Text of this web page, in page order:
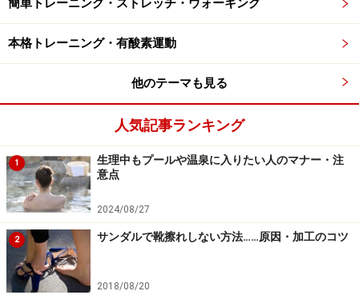
どい場合には腫れや熱感などを伴いますし、ぶつけたり
したことを忘れないでしょう。しかし、家の中や、サン
ダル、つま先が開いている靴を履いたときにごく軽い力
でぶつけただけでも突き指をすることはあります。その
ため、よくよく話を聞いていると、「そういえばぶつけ
たかも……」と、やっと思い出される方もいるくらい、突
き指をしたきっかけ自体を忘れてしまっている場合も少
なくありません。日常生活に影響が出るような強い痛み
ではない場合が多いですが、関節の中がうずくような痛
みが気になる程度にあり、なかなか痛みがなくならない
ので心配になってしまう方が多いようです。
突き指ではない、親指が正常の範囲を超えて反らされた
簡単トレーニング・ストレッチ・ウォーキング
本格トレーニング・有酸素運動
他のテーマも見る
人気記事ランキング
1
生理中もプールや温泉に入りたい人のマナー・注
意点
2024/08/27
2 サンダルで靴擦れしない方法……原因・加工のコツ
2018/08/20